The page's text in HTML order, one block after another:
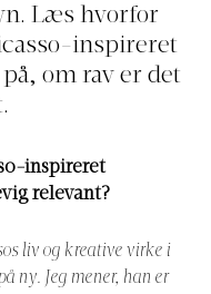
Læs hvorfor
inspireret
om rav er det
inspireret
relevant?
liv og kreative virke i
ny. Jeg mener, han er